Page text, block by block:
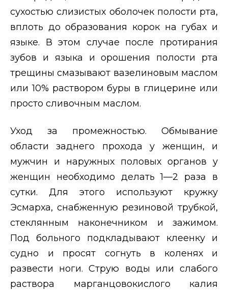
сухостью слизистых оболочек полости рта,
вплоть до образования корок на губах и
языке. В этом случае после протирания
зубов и языка и орошения полости рта
трещины смазывают вазелиновым маслом
или 10% раствором буры в глицерине или
просто сливочным маслом.
Уход за промежностью. Обмывание
области заднего прохода у женщин, и
мужчин и наружных половых органов у
женщин необходимо делать 1—2 раза в
сутки. Для этого используют кружку
Эсмарха, снабженную резиновой трубкой,
стеклянным наконечником и зажимом.
Под больного подкладывают клеенку и
судно и просят согнуть в коленях и
развести ноги. Струю воды или слабого
раствора марганцовокислого калия